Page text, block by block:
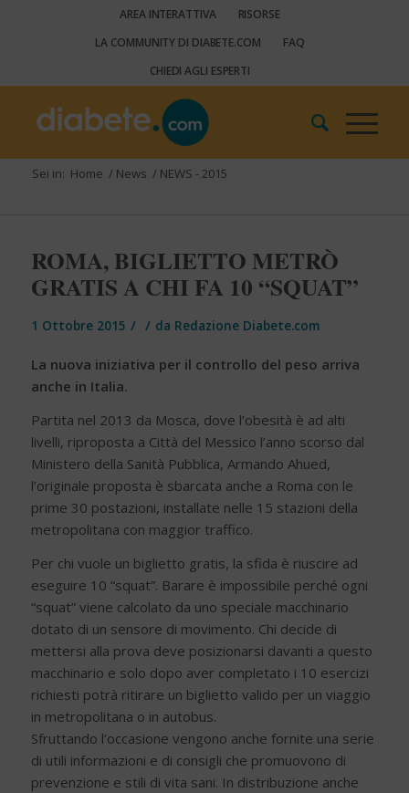
AREA INTERATTIVA
RISORSE
LA COMMUNITY DI DIABETE.COM
FAQ
CHIEDI AGLI ESPERTI
Sei in: Home / News / NEWS - 2015
ROMA, BIGLIETTO METRÒ
GRATIS A CHI FA 10 “SQUAT”
1 Ottobre 2015 / / da Redazione Diabete.com
La nuova iniziativa per il controllo del peso arriva
anche in Italia.
Partita nel 2013 da Mosca, dove l’obesità è ad alti
livelli, riproposta a Città del Messico l’anno scorso dal
Ministero della Sanità Pubblica, Armando Ahued,
l’originale proposta è sbarcata anche a Roma con le
prime 30 postazioni, installate nelle 15 stazioni della
metropolitana con maggior traffico.
Per chi vuole un biglietto gratis, la sfida è riuscire ad
eseguire 10 “squat”. Barare è impossibile perché ogni
“squat” viene calcolato da uno speciale macchinario
dotato di un sensore di movimento. Chi decide di
mettersi alla prova deve posizionarsi davanti a questo
macchinario e solo dopo aver completato i 10 esercizi
richiesti potrà ritirare un biglietto valido per un viaggio
in metropolitana o in autobus.
Sfruttando l’occasione vengono anche fornite una serie
di utili informazioni e di consigli che promuovono di
prevenzione e stili di vita sani. In distribuzione anche